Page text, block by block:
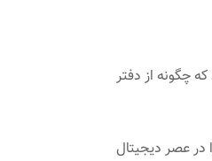
چگونه از دفتر
در عصر دیجیتال